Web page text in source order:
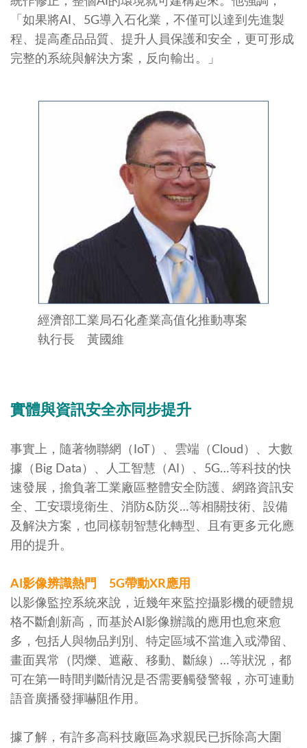
「如果將AI、5G導入石化業，不僅可以達到先進製
程、提高產品品質、提升人員保護和安全，更可形成
完整的系統與解決方案，反向輸出。」
經濟部工業局石化產業高值化推動專案
執行長 黃國維
實體與資訊安全亦同步提升
事實上，隨著物聯網（IoT）、雲端（Cloud）、大數
據（Big Data）、人工智慧（AI）、5G…等科技的快
速發展，擔負著工業廠區整體安全防護、網路資訊安
全、工安環境衛生、消防&防災…等相關技術、設備
及解決方案，也同樣朝智慧化轉型、且有更多元化應
用的提升。
AI 影像辨識熱門 5G帶動XR應用
以影像監控系統來說，近幾年來監控攝影機的硬體規
格不斷創新高，而基於AI影像辦識的應用也愈來愈
多，包括人與物品判別、特定區域不當進入或滯留、
畫面異常（閃爍、遮蔽、移動、斷線）…等狀況，都
可在第一時間判斷情況是否需要觸發警報，亦可連動
語音廣播發揮嚇阻作用。
據了解，有許多高科技廠區為求親民已拆除高大圍